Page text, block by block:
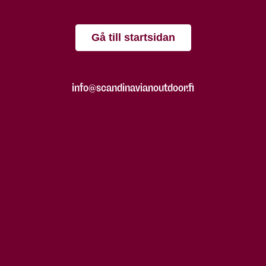
Gå till startsidan
info@scandinavianoutdoor.fi